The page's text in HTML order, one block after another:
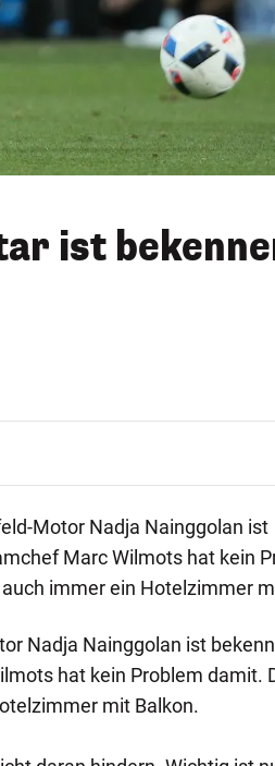
ist
Motor Nadja Nainggolan ist
Marc Wilmots hat kein
immer ein Hotelzimmer
Nadja Nainggolan ist
hat kein Problem damit.
mit Balkon.